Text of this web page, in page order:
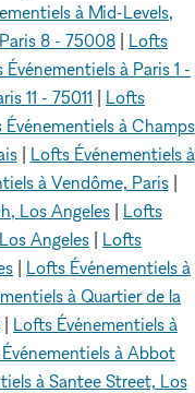
à Mid-Levels,
8 - 75008
Lofts
Événementiels à Paris 1 -
11 - 75011
Lofts
Événementiels à Champs
| Lofts Événementiels à
à Vendôme, Paris|
Los Angeles
Lofts
Angeles
Lofts
Lofts Événementiels à
à Quartier de la
Lofts Événementiels à
à Abbot
à Santee Street, Los